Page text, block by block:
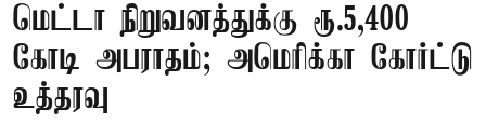
மெட்டா நிறுவனத்துக்கு ரூ.5,400
கோடி அபராதம்; அமெரிக்கா கோர்ட்டு
உத்தரவு